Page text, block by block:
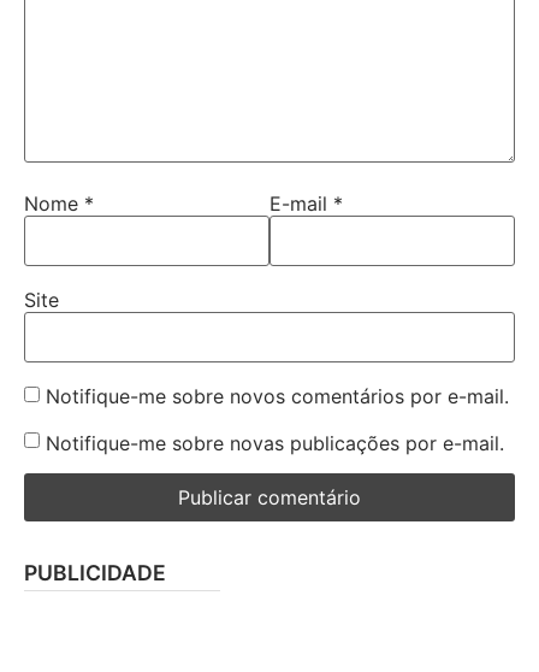
Nome * E-mail *
Site
Notifique-me sobre novos comentários por e-mail.
Notifique-me sobre novas publicações por e-mail.
PUBLICIDADE